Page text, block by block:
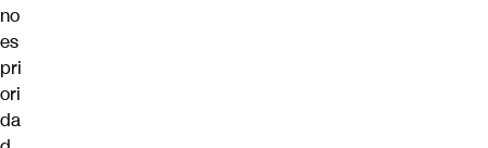
no
es
pri
ori
da